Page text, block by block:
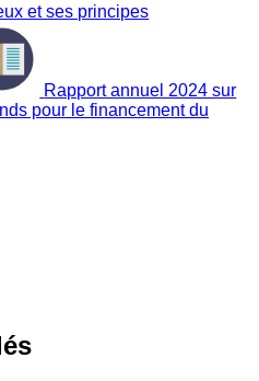
et ses principes
Rapport annuel 2024 sur
pour le financement du